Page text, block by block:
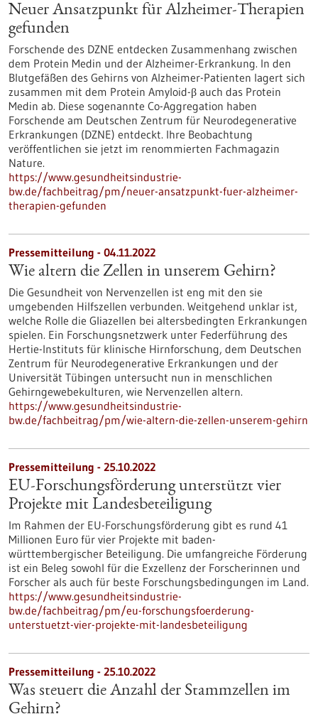
Neuer Ansatzpunkt für Alzheimer-Therapien
gefunden
Forschende des DZNE entdecken Zusammenhang zwischen
dem Protein Medin und der Alzheimer-Erkrankung. In den
Blutgefäßen des Gehirns von Alzheimer-Patienten lagert sich
zusammen mit dem Protein Amyloid-β auch das Protein
Medin ab. Diese sogenannte Co-Aggregation haben
Forschende am Deutschen Zentrum für Neurodegenerative
Erkrankungen (DZNE) entdeckt. Ihre Beobachtung
veröffentlichen sie jetzt im renommierten Fachmagazin
Nature.
https://www.gesundheitsindustrie-
bw.de/fachbeitrag/pm/neuer-ansatzpunkt-fuer-alzheimer-
therapien-gefunden
Pressemitteilung - 04.11.2022
Wie altern die Zellen in unserem Gehirn?
Die Gesundheit von Nervenzellen ist eng mit den sie
umgebenden Hilfszellen verbunden. Weitgehend unklar ist,
welche Rolle die Gliazellen bei altersbedingten Erkrankungen
spielen. Ein Forschungsnetzwerk unter Federführung des
Hertie-Instituts für klinische Hirnforschung, dem Deutschen
Zentrum für Neurodegenerative Erkrankungen und der
Universität Tübingen untersucht nun in menschlichen
Gehirngewebekulturen, wie Nervenzellen altern.
https://www.gesundheitsindustrie-
bw.de/fachbeitrag/pm/wie-altern-die-zellen-unserem-gehirn
Pressemitteilung - 25.10.2022
EU-Forschungsförderung unterstützt vier
Projekte mit Landesbeteiligung
Im Rahmen der EU-Forschungsförderung gibt es rund 41
Millionen Euro für vier Projekte mit baden-
württembergischer Beteiligung. Die umfangreiche Förderung
ist ein Beleg sowohl für die Exzellenz der Forscherinnen und
Forscher als auch für beste Forschungsbedingungen im Land.
https://www.gesundheitsindustrie-
bw.de/fachbeitrag/pm/eu-forschungsfoerderung-
unterstuetzt-vier-projekte-mit-landesbeteiligung
Pressemitteilung - 25.10.2022
Was steuert die Anzahl der Stammzellen im
Gehirn?